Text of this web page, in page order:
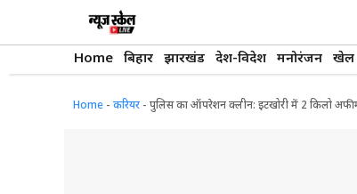
Home बिहार झारखंड देश-विदेश मनोरंजन खेल
Home - करियर - पुलिस का ऑपरेशन क्लीन: इटखोरी में 2 किलो